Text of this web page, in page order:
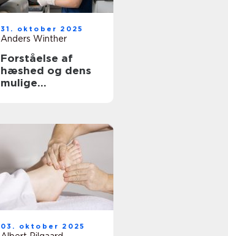
31. oktober 2025
Anders Winther
Forståelse af
hæshed og dens
mulige
03. oktober 2025